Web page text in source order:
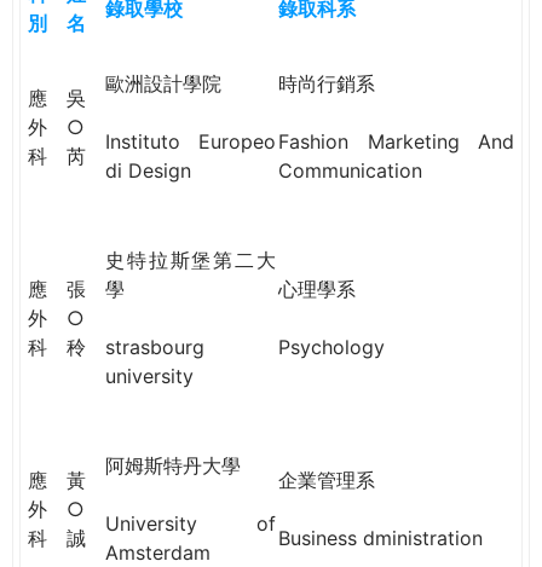
格。
TODAY
THE
WORLD
TOMORROW
r
e
別
名
錄取學校 錄取科系
應
外
科
吳
○
芮
歐洲設計學院
Instituto Europeo
di Design
時尚行銷系
Fashion Marketing And
Communication
應
外
科
張
○
秢
史特拉斯堡第二大
學
strasbourg
university
心理學系
Psychology
應
外
科
黃
○
誠
阿姆斯特丹大學
University of
Amsterdam
企業管理系
Business dministration